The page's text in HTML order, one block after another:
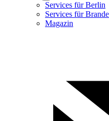
Services für Berlin
Services für
Magazin